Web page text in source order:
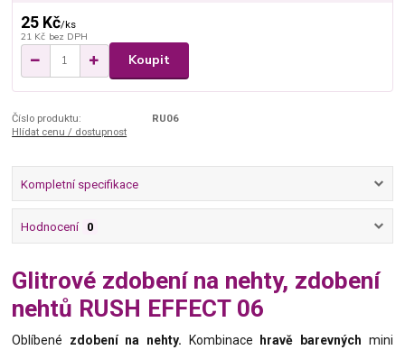
25 Kč/ks
21 Kč bez DPH
Koupit
Číslo produktu:
RU06
Hlídat cenu / dostupnost
Kompletní specifikace
Hodnocení 0
Glitrové zdobení na nehty, zdobení
nehtů RUSH EFFECT 06
Oblíbené zdobení na nehty. Kombinace hravě barevných mini